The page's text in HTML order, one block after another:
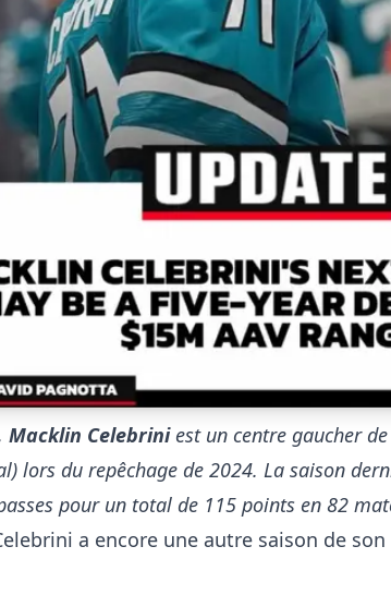
Macklin Celebriniest un centre gaucher
lors du repêchage de 2024. La saison
pour un total de 115 points en 82
a encore une autre saison de